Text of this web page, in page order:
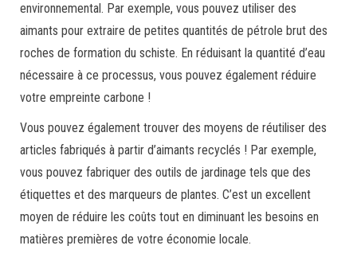
environnemental. Par exemple, vous pouvez utiliser des
aimants pour extraire de petites quantités de pétrole brut des
roches de formation du schiste. En réduisant la quantité d’eau
nécessaire à ce processus, vous pouvez également réduire
votre empreinte carbone !
Vous pouvez également trouver des moyens de réutiliser des
articles fabriqués à partir d’aimants recyclés ! Par exemple,
vous pouvez fabriquer des outils de jardinage tels que des
étiquettes et des marqueurs de plantes. C’est un excellent
moyen de réduire les coûts tout en diminuant les besoins en
matières premières de votre économie locale.